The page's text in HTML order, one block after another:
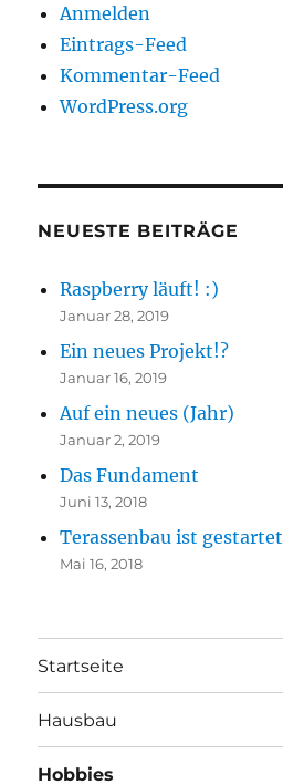
Anmelden
Eintrags-Feed
Kommentar-Feed
WordPress.org
NEUESTE BEITRÄGE
Raspberry läuft! :)
Januar 28, 2019
Ein neues Projekt!?
Januar 16, 2019
Auf ein neues (Jahr)
Januar 2, 2019
Das Fundament
Juni 13, 2018
Terassenbau ist gestartet
Mai 16, 2018
Startseite
Hausbau
Hobbies